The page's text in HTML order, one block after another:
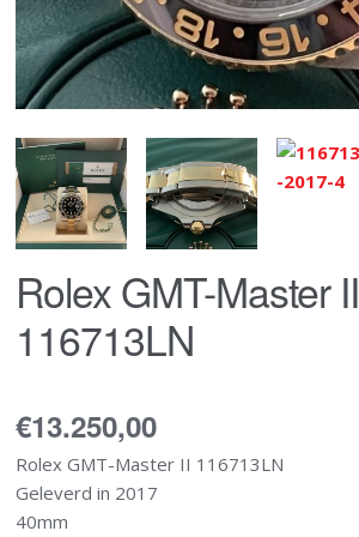
Rolex GMT-Master II
116713LN
€13.250,00
Rolex GMT-Master II 116713LN
Geleverd in 2017
40mm